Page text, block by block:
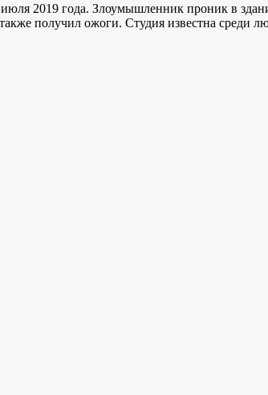
2019 года. Злоумышленник проник в
получил ожоги. Студия известна среди